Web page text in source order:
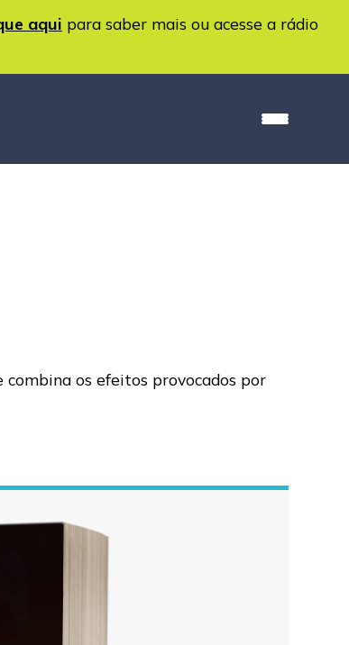
aqui para saber mais ou acesse a rádio
os efeitos provocados por